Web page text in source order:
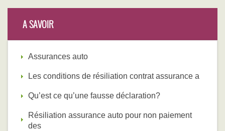
A SAVOIR
Assurances auto
Les conditions de résiliation contrat assurance a
Qu’est ce qu’une fausse déclaration?
Résiliation assurance auto pour non paiement
des